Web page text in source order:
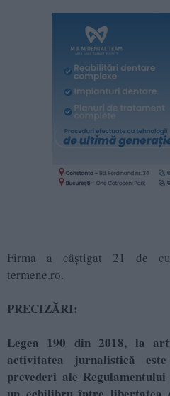
Firma a câștigat 21 de
termene.ro.
PRECIZĂRI:
Legea 190 din 2018, la
activitatea jurnalistică
prevederi ale